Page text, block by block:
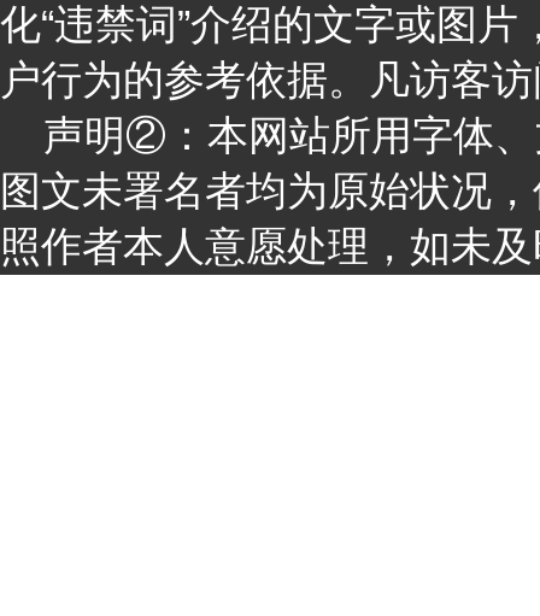
化“违禁词”介绍的文字或图
户行为的参考依据。凡访客
声明②：本网站所用字体、
图文未署名者均为原始状况
照作者本人意愿处理，如未